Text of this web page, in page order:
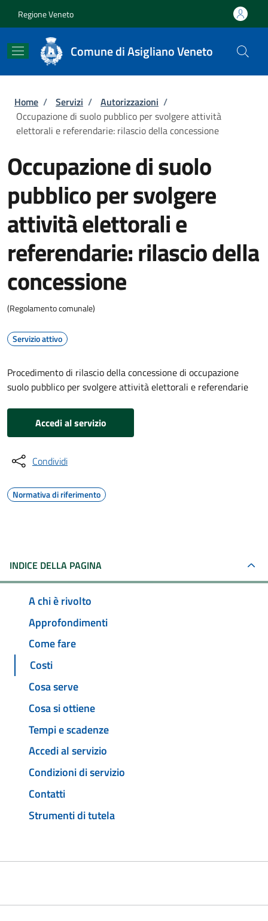
Regione Veneto
Comune di Asigliano Veneto
Briciole di pane
Home / Servizi / Autorizzazioni /
Occupazione di suolo pubblico per svolgere attività
elettorali e referendarie: rilascio della concessione
Occupazione di suolo
pubblico per svolgere
attività elettorali e
referendarie: rilascio della
concessione
(Regolamento comunale)
Servizio attivo
Procedimento di rilascio della concessione di occupazione
suolo pubblico per svolgere attività elettorali e referendarie
Accedi al servizio
Condividi
Normativa di riferimento
INDICE DELLA PAGINA
A chi è rivolto
Approfondimenti
Come fare
Costi
Cosa serve
Cosa si ottiene
Tempi e scadenze
Accedi al servizio
Condizioni di servizio
Contatti
Strumenti di tutela